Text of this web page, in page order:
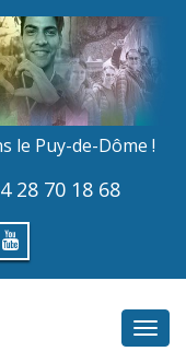
le Puy-de-Dôme !
28 70 18 68